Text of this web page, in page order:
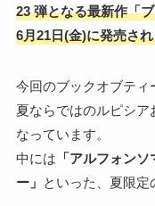
23 弾となる最新作「
6月21日(金)に発売さ
今回のブックオブティ
夏ならではのルピシア
なっています。
中には 「アルフォンソ
ー」 といった、夏限定